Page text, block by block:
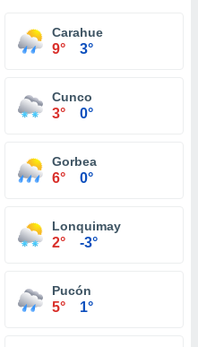
Carahue
9° 3°
Cunco
3° 0°
Gorbea
6° 0°
Lonquimay
2° -3°
Pucón
5° 1°